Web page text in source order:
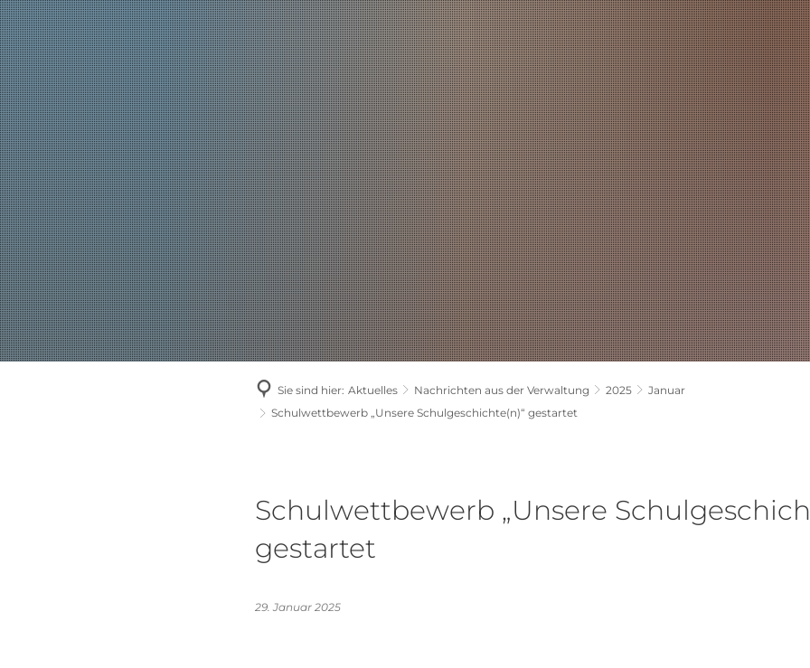
AKTUELLES LANDKREIS POLITIK VERWALTUNG THEMEN
Sie sind hier: Aktuelles Nachrichten aus der Verwaltung 2025
Januar
Schulwettbewerb „Unsere Schulgeschichte(n)“ gestartet
Schulwettbewerb „Unsere
gestartet
29. Januar 2025